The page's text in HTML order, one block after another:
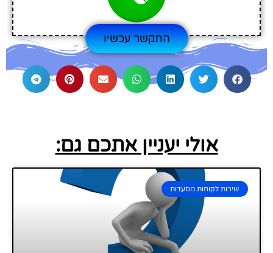
התקשר עכשיו
אולי יעניין אתכם גם:
שירות לקוחות מסעדות